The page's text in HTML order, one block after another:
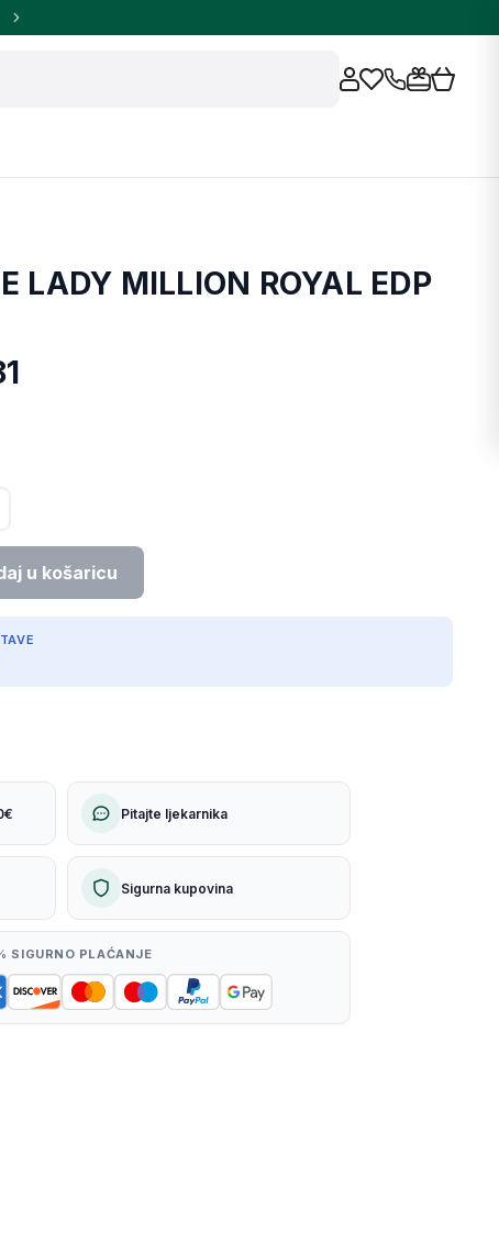
LADY MILLION ROYAL EDP
Pitajte ljekarnika
Sigurna kupovina
SIGURNO PLAĆANJE